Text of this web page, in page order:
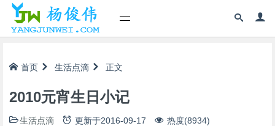
首页 生活点滴 正文
2010元宵生日小记
生活点滴 更新于2016-09-17 热度(8934)